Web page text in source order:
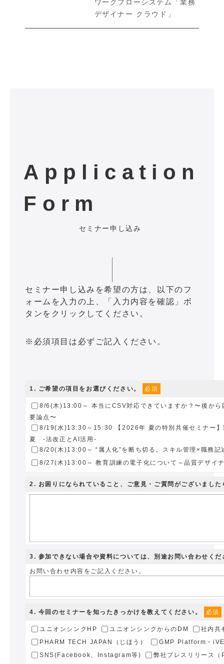
ワークフローシステム「業務
デザイナー クラウド」
Application
Form
セミナー申し込み
セミナー申し込みを希望の方は、以下のフ
ォームを入力の上、「入力内容を確認」ボ
タンをクリックしてください。
※必須項目は必ずご記入ください。
1. ご希望の項目をお選びください。 必須
8/6(木)13:00～ 本当にCSV対応できていますか？〜後から
要論点〜
8/19(水)13:30～15:30 【2026年 夏の特別共催セミナー
夏 -法改正とAI活用-
8/20(木)13:00～ “属人化”を断ち切る。スキル管理×職務記
8/27(木)13:00～ 教育訓練の電子化について～品質デザイ
2. お困りになられていること、ご意見・ご質問がございまし
3. 参加できない場合や資料については、別途お問い合わせくだ
お問い合わせ内容をご記入ください。
4. 今回のセミナーを知ったきっかけを教えてください。 必須
ユニオンシンクHP ユニオンシンクからのDM
社内共
PHARM TECH JAPAN（じほう）
GMP Platform・
SNS(Facebook、Instagram等)
弊社プレスリリース